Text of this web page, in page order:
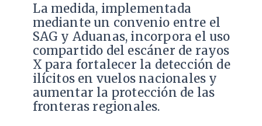
La medida, implementada
mediante un convenio entre el
SAG y Aduanas, incorpora el uso
compartido del escáner de rayos
X para fortalecer la detección de
ilícitos en vuelos nacionales y
aumentar la protección de las
fronteras regionales.